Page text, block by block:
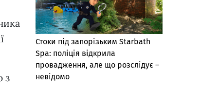
з
Стоки під запорізьким Starbath
Spa: поліція відкрила
провадження, але що розслідує –
невідомо